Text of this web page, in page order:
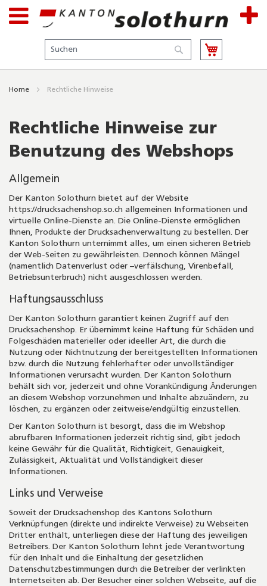
Suche
Suche
Home Rechtliche Hinweise
Rechtliche Hinweise zur
Benutzung des Webshops
Allgemein
Der Kanton Solothurn bietet auf der Website
https://drucksachenshop.so.ch allgemeinen Informationen und
virtuelle Online-Dienste an. Die Online-Dienste ermöglichen
Ihnen, Produkte der Drucksachenverwaltung zu bestellen. Der
Kanton Solothurn unternimmt alles, um einen sicheren Betrieb
der Web-Seiten zu gewährleisten. Dennoch können Mängel
(namentlich Datenverlust oder –verfälschung, Virenbefall,
Betriebsunterbruch) nicht ausgeschlossen werden.
Haftungsausschluss
Der Kanton Solothurn garantiert keinen Zugriff auf den
Drucksachenshop. Er übernimmt keine Haftung für Schäden und
Folgeschäden materieller oder ideeller Art, die durch die
Nutzung oder Nichtnutzung der bereitgestellten Informationen
bzw. durch die Nutzung fehlerhafter oder unvollständiger
Informationen verursacht wurden. Der Kanton Solothurn
behält sich vor, jederzeit und ohne Vorankündigung Änderungen
an diesem Webshop vorzunehmen und Inhalte abzuändern, zu
löschen, zu ergänzen oder zeitweise/endgültig einzustellen.
Der Kanton Solothurn ist besorgt, dass die im Webshop
abrufbaren Informationen jederzeit richtig sind, gibt jedoch
keine Gewähr für die Qualität, Richtigkeit, Genauigkeit,
Zulässigkeit, Aktualität und Vollständigkeit dieser
Informationen.
Links und Verweise
Soweit der Drucksachenshop des Kantons Solothurn
Verknüpfungen (direkte und indirekte Verweise) zu Webseiten
Dritter enthält, unterliegen diese der Haftung des jeweiligen
Betreibers. Der Kanton Solothurn lehnt jede Verantwortung
für den Inhalt und die Einhaltung der gesetzlichen
Datenschutzbestimmungen durch die Betreiber der verlinkten
Internetseiten ab. Der Besucher einer solchen Webseite, auf die